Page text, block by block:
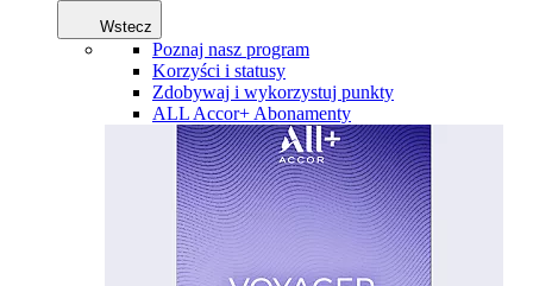
Wstecz
Poznaj nasz program
Korzyści i statusy
Zdobywaj i wykorzystuj punkty
ALL Accor+ Abonamenty